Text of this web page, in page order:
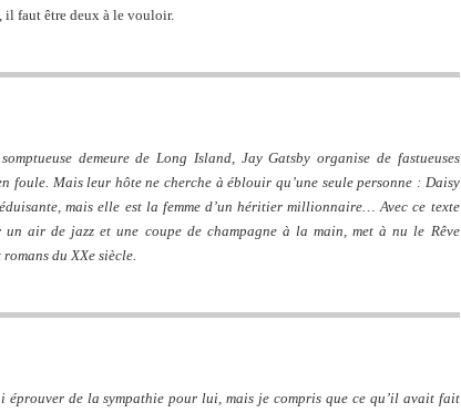
il faut être deux à le vouloir.
demeure de Long Island, Jay Gatsby organise de fastueuses
foule. Mais leur hôte ne cherche à éblouir qu’une seule personne : Daisy
mais elle est la femme d’un héritier millionnaire… Avec ce texte
un air de jazz et une coupe de champagne à la main, met à nu le Rêve
du XXe siècle.
de la sympathie pour lui, mais je compris que ce qu’il avait fait